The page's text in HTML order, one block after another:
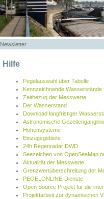
Newsletter
Hilfe
Pegelauswahl über Tabelle
Kennzeichnende Wasserstände
Zeitbezug der Messwerte
Der Wasserstand
Download langfristiger
Astronomische
Höhensysteme
Einzugsgebiete
24h Regenradar DWD
Seezeichen von
Aktualität der Messwerte
Grenzwertüberschreitung der
PEGELONLINE-Dienste
Open Source Projekt für die
Projektarbeit zur dynamischen